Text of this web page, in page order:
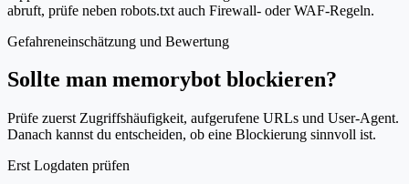
abruft, prüfe neben robots.txt auch Firewall- oder WAF-Regeln.
Gefahreneinschätzung und Bewertung
Sollte man memorybot blockieren?
Prüfe zuerst Zugriffshäufigkeit, aufgerufene URLs und User-Agent.
Danach kannst du entscheiden, ob eine Blockierung sinnvoll ist.
Erst Logdaten prüfen